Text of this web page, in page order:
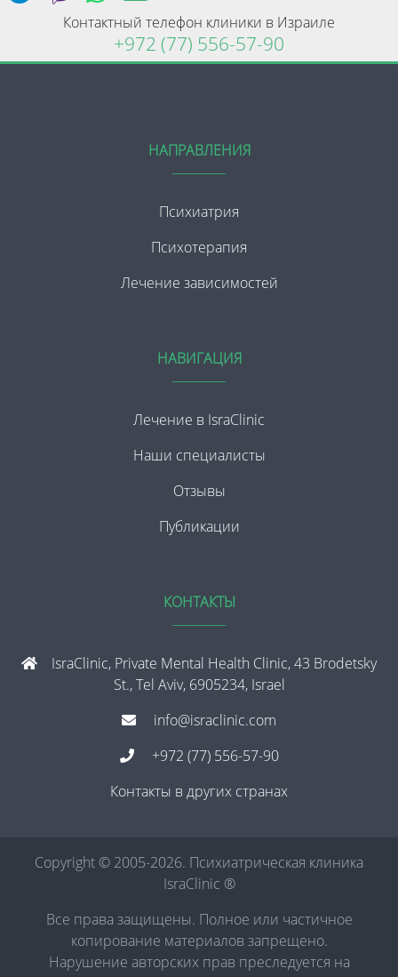
Контактный телефон клиники в Израиле
+972 (77) 556-57-90
НАПРАВЛЕНИЯ
Психиатрия
Психотерапия
Лечение зависимостей
НАВИГАЦИЯ
Лечение в IsraClinic
Наши специалисты
Отзывы
Публикации
КОНТАКТЫ
IsraClinic, Private Mental Health Clinic, 43 Brodetsky
St., Tel Aviv, 6905234, Israel
info@israclinic.com
+972 (77) 556-57-90
Контакты в других странах
Copyright © 2005-2026. Психиатрическая клиника
IsraClinic ®
Все права защищены. Полное или частичное
копирование материалов запрещено.
Нарушение авторских прав преследуется на